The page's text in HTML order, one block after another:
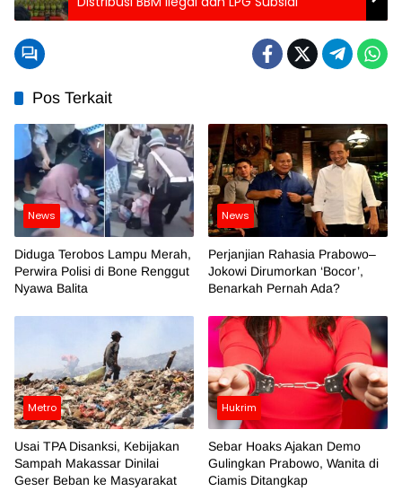
Pos Terkait
News
Diduga Terobos Lampu Merah,
Perwira Polisi di Bone Renggut
Nyawa Balita
News
Perjanjian Rahasia Prabowo–
Jokowi Dirumorkan ‘Bocor’,
Benarkah Pernah Ada?
Metro
Usai TPA Disanksi, Kebijakan
Sampah Makassar Dinilai
Geser Beban ke Masyarakat
Hukrim
Sebar Hoaks Ajakan Demo
Gulingkan Prabowo, Wanita di
Ciamis Ditangkap